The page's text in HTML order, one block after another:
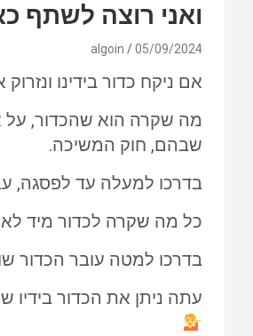
ואני רוצה לשתף
05/09/2024
algoin
אם ניקח כדור בידינו
מה שקרה הוא שהכדור, על
שבהם, חוק המשיכה.
בדרכו למעלה עד לפסגה,
כל מה שקרה לכדור מיד
בדרכו למטה עובר הכדור
עתה ניתן את הכדור בידיו